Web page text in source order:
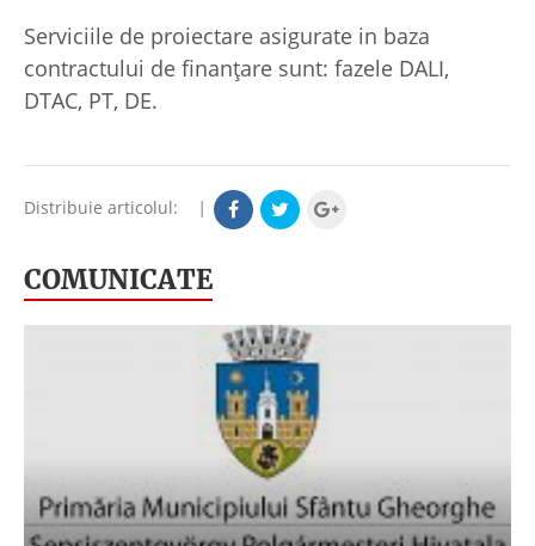
Serviciile de proiectare asigurate in baza
contractului de finanțare sunt: fazele DALI,
DTAC, PT, DE.
Distribuie articolul: |
COMUNICATE